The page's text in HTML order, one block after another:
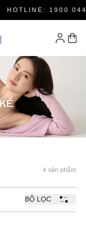
HOTLINE: 1900
4 sản phẩm
BỘ LỌC